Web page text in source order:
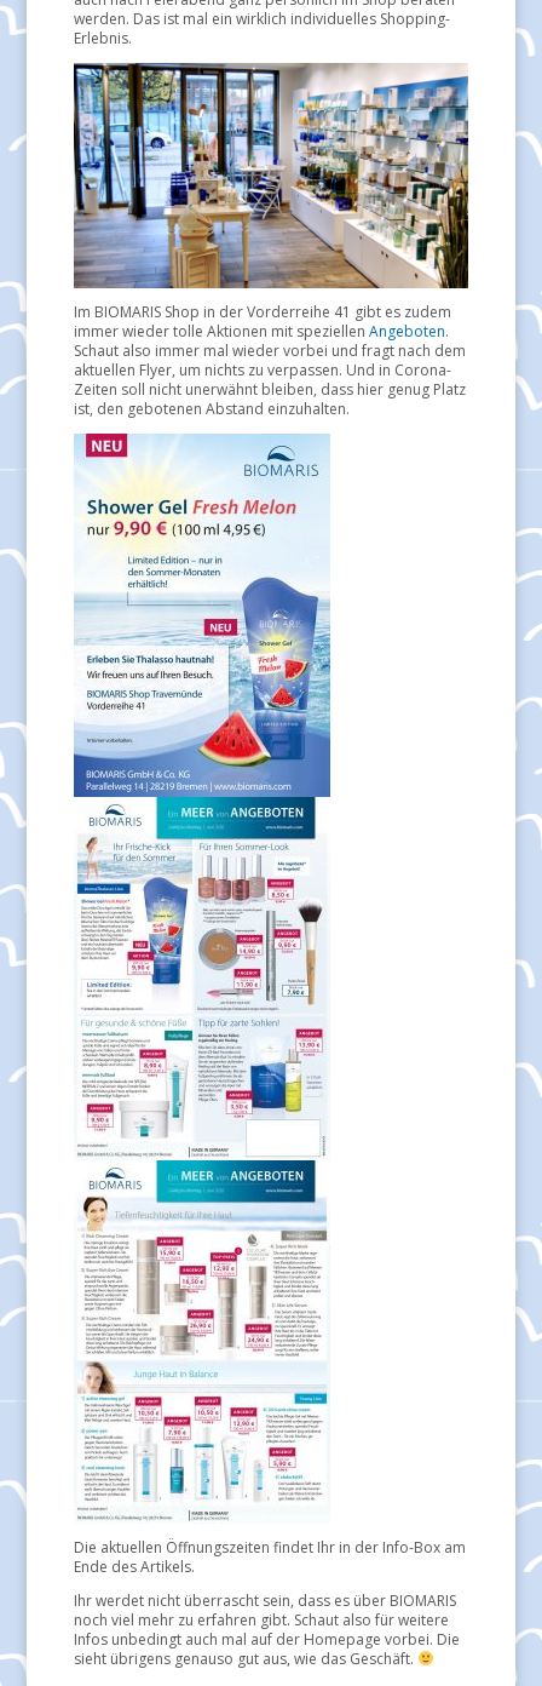
werden. Das ist mal ein wirklich individuelles Shopping-
Erlebnis.
Im BIOMARIS Shop in der Vorderreihe 41 gibt es zudem
immer wieder tolle Aktionen mit speziellen Angeboten.
Schaut also immer mal wieder vorbei und fragt nach dem
aktuellen Flyer, um nichts zu verpassen. Und in Corona-
Zeiten soll nicht unerwähnt bleiben, dass hier genug Platz
ist, den gebotenen Abstand einzuhalten.
Die aktuellen Öffnungszeiten findet Ihr in der Info-Box am
Ende des Artikels.
Ihr werdet nicht überrascht sein, dass es über BIOMARIS
noch viel mehr zu erfahren gibt. Schaut also für weitere
Infos unbedingt auch mal auf der Homepage vorbei. Die
sieht übrigens genauso gut aus, wie das Geschäft.